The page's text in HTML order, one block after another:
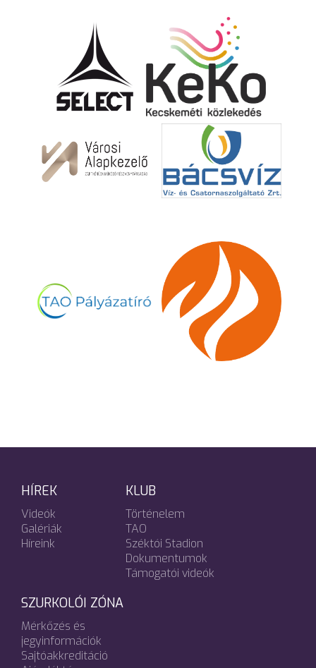
HÍREK
Videók
Galériák
Híreink
KLUB
Történelem
TAO
Széktói Stadion
Dokumentumok
Támogatói videók
SZURKOLÓI ZÓNA
Mérkőzés és
jegyinformációk
Sajtóakkreditáció